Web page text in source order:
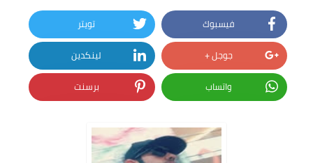
فيسبوك
تويتر
جوجل +
لينكدين
واتساب
برسنت